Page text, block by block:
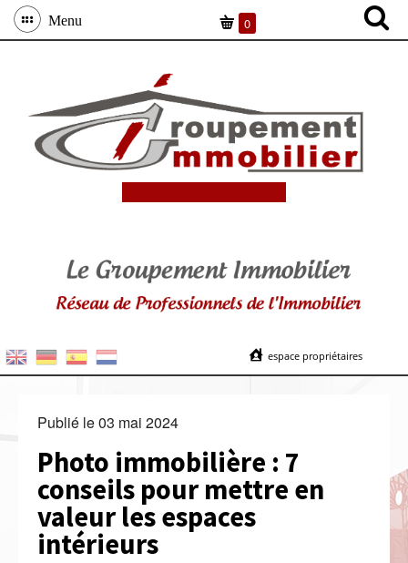
Menu 0
espace propriétaires
Publié le03 mai 2024
Photo immobilière : 7
conseils pour mettre en
valeur les espaces
intérieurs